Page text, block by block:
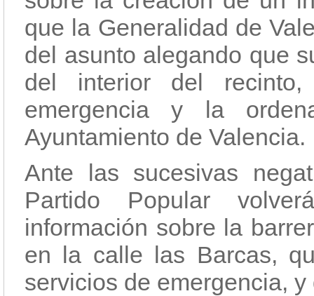
que la Generalidad de
del asunto alegando que
del interior del
emergencia y la
Ayuntamiento de Valencia.
Ante las sucesivas
Partido Popular
información sobre la
en la calle las Barcas,
servicios de emergencia,